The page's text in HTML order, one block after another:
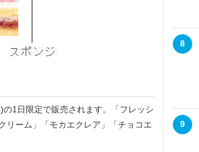
1日限定で販売されます。「フレッシ
リーム」「モカエクレア」「チョコエ
8
9